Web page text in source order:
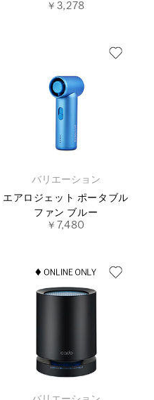
￥3,278
バリエーション
エアロジェット ポータブル
ファン ブルー
￥7,480